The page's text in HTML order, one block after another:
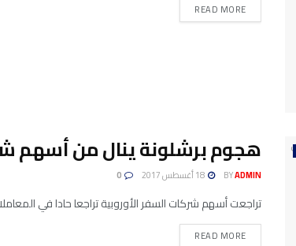
READ MORE
هجوم برشلونة ينال من أسهم
BYADMIN
تراجعت أسهم شركات السفر الأوروبية تراجعا حادا في
READ MORE